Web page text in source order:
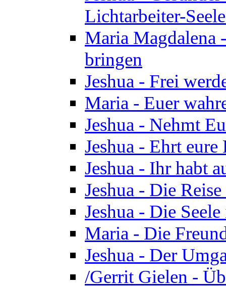
Lichtarbeiter-
Maria Magdalena
bringen
Jeshua - Frei
Maria - Euer
Jeshua - Nehmt
Jeshua - Ehrt
Jeshua - Ihr habt
Jeshua - Die
Jeshua - Die
Maria - Die
Jeshua - Der
/Gerrit Gielen -